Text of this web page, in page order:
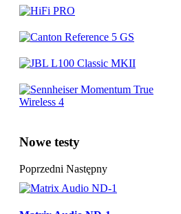
Nowe testy
Poprzedni Następny